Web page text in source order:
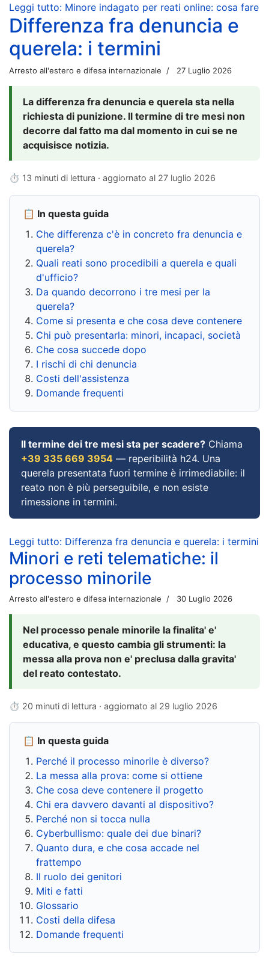
Leggi tutto: Minore indagato per reati online: cosa fare
Differenza fra denuncia e
querela: i termini
Arresto all'estero e difesa internazionale 27 Luglio 2026
La differenza fra denuncia e querela sta nella
richiesta di punizione. Il termine di tre mesi non
decorre dal fatto ma dal momento in cui se ne
acquisisce notizia.
⏱ 13 minuti di lettura · aggiornato al 27 luglio 2026
📋 In questa guida
Che differenza c'è in concreto fra denuncia e
querela?
Quali reati sono procedibili a querela e quali
d'ufficio?
Da quando decorrono i tre mesi per la
querela?
Come si presenta e che cosa deve contenere
Chi può presentarla: minori, incapaci, società
Che cosa succede dopo
I rischi di chi denuncia
Costi dell'assistenza
Domande frequenti
Il termine dei tre mesi sta per scadere? Chiama
+39 335 669 3954 — reperibilità h24. Una
querela presentata fuori termine è irrimediabile: il
reato non è più perseguibile, e non esiste
rimessione in termini.
Leggi tutto: Differenza fra denuncia e querela: i termini
Minori e reti telematiche: il
processo minorile
Arresto all'estero e difesa internazionale 30 Luglio 2026
Nel processo penale minorile la finalita' e'
educativa, e questo cambia gli strumenti: la
messa alla prova non e' preclusa dalla gravita'
del reato contestato.
⏱ 20 minuti di lettura · aggiornato al 29 luglio 2026
📋 In questa guida
Perché il processo minorile è diverso?
La messa alla prova: come si ottiene
Che cosa deve contenere il progetto
Chi era davvero davanti al dispositivo?
Perché non si tocca nulla
Cyberbullismo: quale dei due binari?
Quanto dura, e che cosa accade nel
frattempo
Il ruolo dei genitori
Miti e fatti
Glossario
Costi della difesa
Domande frequenti